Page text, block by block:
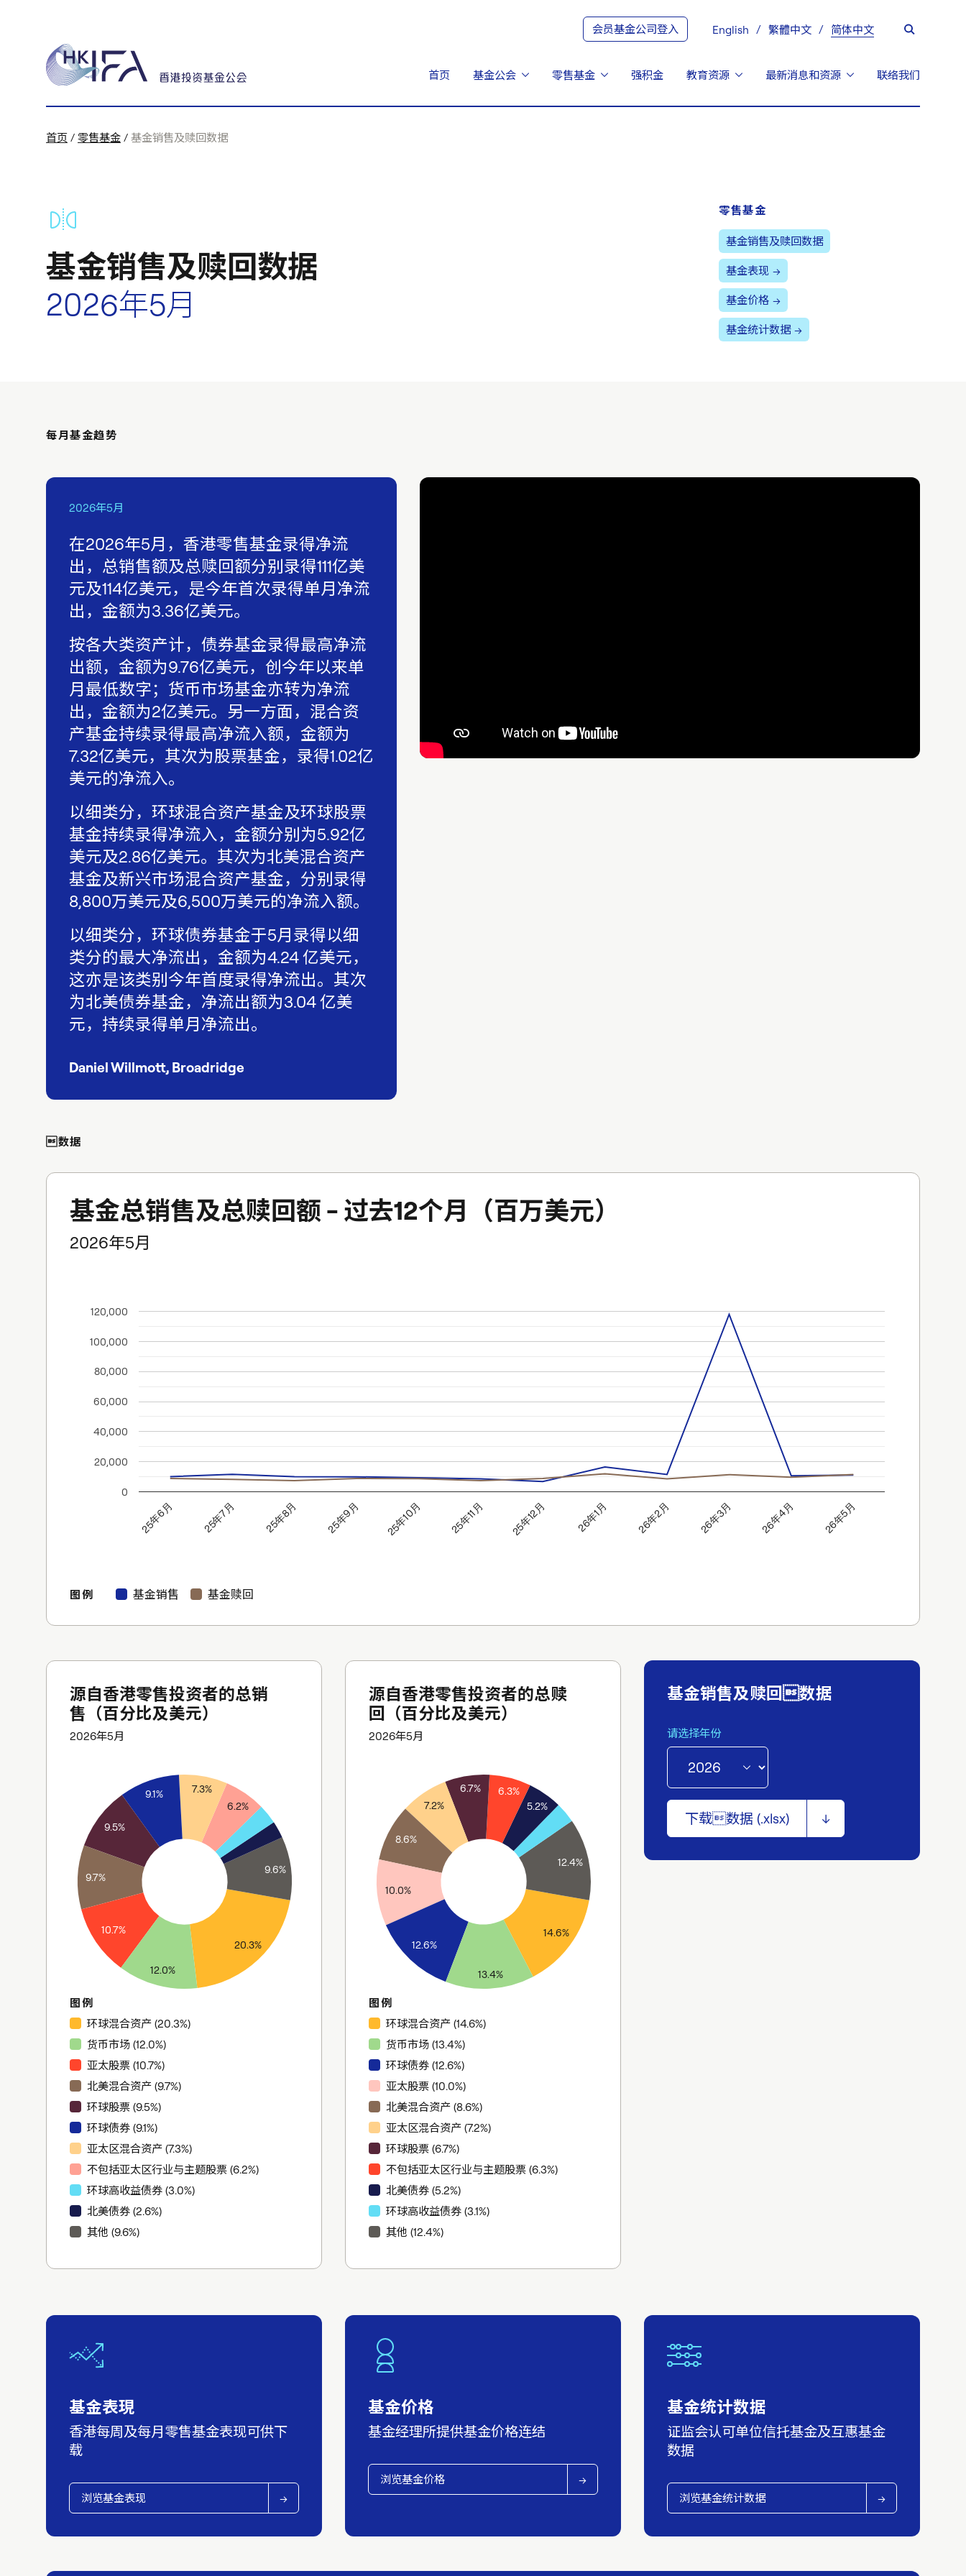
会员基金公司登入 English 繁體中文 简体中文
首页 基金公会 零售基金 强积金 教育资源 最新消息和资源 联络我们
首页 / 零售基金 / 基金销售及赎回数据
基金销售及赎回数据
2026年5月
零售基金
基金销售及赎回数据
基金表现
基金价格
基金统计数据
每月基金趋势
2026年5月
在2026年5月，香港零售基金录得净流
出，总销售额及总赎回额分别录得111亿美
元及114亿美元，是今年首次录得单月净流
出，金额为3.36亿美元。
按各大类资产计，债券基金录得最高净流
出额，金额为9.76亿美元，创今年以来单
月最低数字；货币市场基金亦转为净流
出，金额为2亿美元。另一方面，混合资
产基金持续录得最高净流入额，金额为
7.32亿美元，其次为股票基金，录得1.02亿
美元的净流入。
以细类分，环球混合资产基金及环球股票
基金持续录得净流入，金额分别为5.92亿
美元及2.86亿美元。其次为北美混合资产
基金及新兴市场混合资产基金，分别录得
8,800万美元及6,500万美元的净流入额。
以细类分，环球债券基金于5月录得以细
类分的最大净流出，金额为4.24 亿美元，
这亦是该类别今年首度录得净流出。其次
为北美债券基金，净流出额为3.04 亿美
元，持续录得单月净流出。
Daniel Willmott, Broadridge
数据
基金总销售及总赎回额 - 过去12个月（百万美元）
2026年5月
25年6月 25年7月 25年8月 25年9月 25年10月 25年11月 25年12月 26年1月 26年2月 26年3月 26年4月 26年5月
0
20,000
40,000
60,000
80,000
100,000
120,000
图例 基金销售 基金赎回
源自香港零售投资者的总销
售（百分比及美元）
2026年5月
20.3%
9.6%
6.2%
7.3%
9.1%
9.5%
9.7%
10.7%
12.0%
图例
环球混合资产 (20.3%)
货币市场 (12.0%)
亚太股票 (10.7%)
北美混合资产 (9.7%)
环球股票 (9.5%)
环球债券 (9.1%)
亚太区混合资产 (7.3%)
不包括亚太区行业与主题股票 (6.2%)
环球高收益债券 (3.0%)
北美债券 (2.6%)
其他 (9.6%)
源自香港零售投资者的总赎
回（百分比及美元）
2026年5月
14.6%
12.4%
5.2%
6.3%
6.7%
7.2%
8.6%
10.0%
12.6%
13.4%
图例
环球混合资产 (14.6%)
货币市场 (13.4%)
环球债券 (12.6%)
亚太股票 (10.0%)
北美混合资产 (8.6%)
亚太区混合资产 (7.2%)
环球股票 (6.7%)
不包括亚太区行业与主题股票 (6.3%)
北美债券 (5.2%)
环球高收益债券 (3.1%)
其他 (12.4%)
基金销售及赎回数据
请选择年份
下载数据 (.xlsx)
基金表現
香港每周及每月零售基金表现可供下
载
浏览基金表现
基金价格
基金经理所提供基金价格连结
浏览基金价格
基金统计数据
证监会认可单位信托基金及互惠基金
数据
浏览基金统计数据